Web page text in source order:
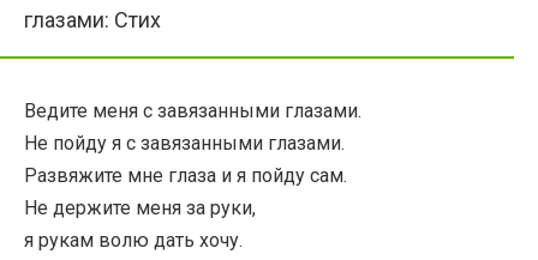
глазами: Стих
Ведите меня с завязанными глазами.
Не пойду я с завязанными глазами.
Развяжите мне глаза и я пойду сам.
Не держите меня за руки,
я рукам волю дать хочу.